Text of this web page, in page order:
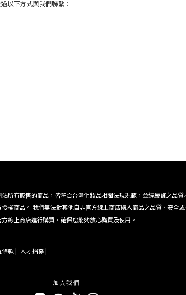
以下方式與我們聯繫：
所有販售的商品，皆符合台灣化妝品相關法規規範，並經嚴謹之品質
權商品。 我們無法對其他自非官方線上商店購入商品之品質、安全或
線上商店進行購買，確保您能夠放心購買及使用。
款 |
人才招募 |
加入我們